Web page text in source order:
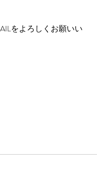
をよろしくお願いい